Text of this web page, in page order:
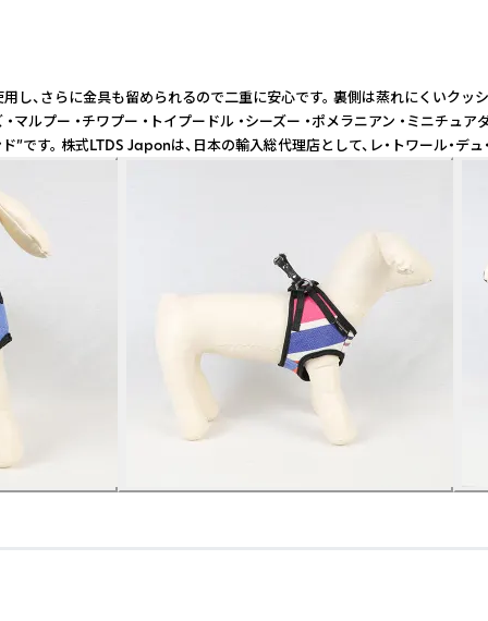
、さらに金具も留められるので二重に安心です。 裏側は蒸れに
ルプー ・チワプー ・トイプードル ・シーズー ・ポメラニアン ・
す。 株式LTDS Japonは、日本の輸入総代理店として、レ・トワール・